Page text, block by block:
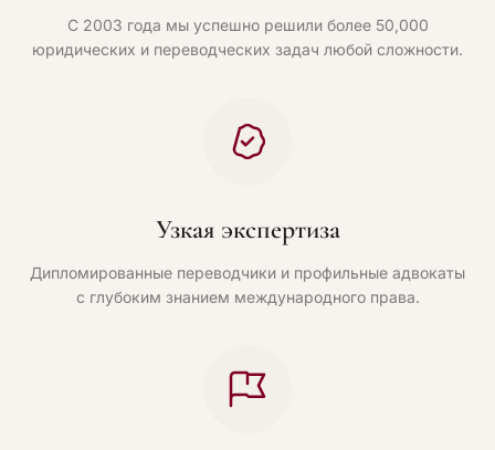
С 2003 года мы успешно решили более 50,000
юридических и переводческих задач любой сложности.
Узкая экспертиза
Дипломированные переводчики и профильные адвокаты
с глубоким знанием международного права.